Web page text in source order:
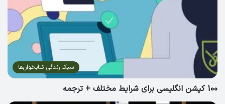
سبک زندگی کتابخوان‌ها
100 کپشن انگلیسی برای شرایط مختلف + ترجمه